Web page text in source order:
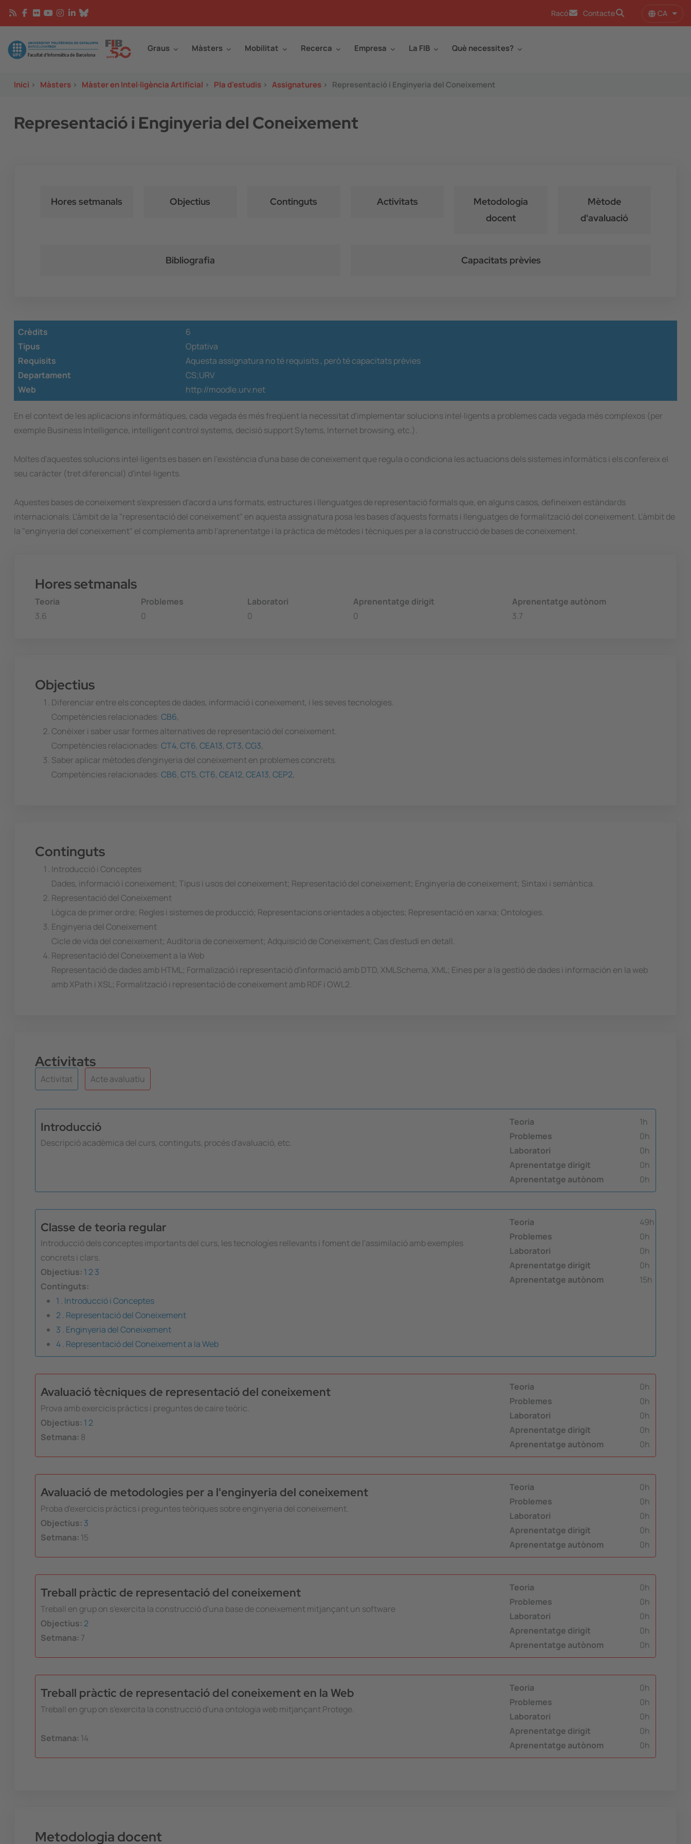
Vés al contingut
Racó Contacte CA
Image Graus Màsters Mobilitat Recerca Empresa La FIB Què necessites?
Inici > Màsters > Màster en Intel·ligència Artificial > Pla d'estudis > Assignatures > Representació i Enginyeria del Coneixement
Representació i Enginyeria del Coneixement
Hores setmanals Objectius Continguts Activitats
Metodologia
docent
Mètode
d'avaluació
Bibliografia Capacitats prèvies
Crèdits
6
Tipus
Optativa
Requisits
Aquesta assignatura no té requisits , però té capacitats prèvies
Departament
CS;URV
Web
http://moodle.urv.net
En el context de les aplicacions informàtiques, cada vegada és més freqüent la necessitat d'implementar solucions intel·ligents a problemes cada vegada més complexos (per
exemple Business Intelligence, intelligent control systems, decisió support Sytems, Internet browsing, etc.).
Moltes d'aquestes solucions intel·ligents es basen en l'existència d'una base de coneixement que regula o condiciona les actuacions dels sistemes informàtics i els confereix el
seu caràcter (tret diferencial) d'intel·ligents.
Aquestes bases de coneixement s'expressen d'acord a uns formats, estructures i llenguatges de representació formals que, en alguns casos, defineixen estàndards
internacionals. L'àmbit de la "representació del coneixement" en aquesta assignatura posa les bases d'aquests formats i llenguatges de formalització del coneixement. L'àmbit de
la "enginyeria del coneixement" el complementa amb l'aprenentatge i la pràctica de mètodes i tècniques per a la construcció de bases de coneixement.
Hores setmanals
Teoria
3.6
Problemes
0
Laboratori
0
Aprenentatge dirigit
0
Aprenentatge autònom
3.7
Objectius
Diferenciar entre els conceptes de dades, informació i coneixement, i les seves tecnologies.
Competències relacionades: CB6,
Conèixer i saber usar formes alternatives de representació del coneixement.
Competències relacionades: CT4, CT6, CEA13, CT3, CG3,
Saber aplicar mètodes d'enginyeria del coneixement en problemes concrets.
Competències relacionades: CB6, CT5, CT6, CEA12, CEA13, CEP2,
Continguts
Introducció i Conceptes
Dades, informació i coneixement; Tipus i usos del coneixement; Representació del coneixement; Enginyeria de coneixement; Sintaxi i semàntica.
Representació del Coneixement
Lògica de primer ordre; Regles i sistemes de producció; Representacions orientades a objectes; Representació en xarxa; Ontologies.
Enginyeria del Coneixement
Cicle de vida del coneixement; Auditoria de coneixement; Adquisició de Coneixement; Cas d'estudi en detall.
Representació del Coneixement a la Web
Representació de dades amb HTML; Formalizació i representació d'informació amb DTD, XMLSchema, XML; Eines per a la gestió de dades i información en la web
amb XPath i XSL; Formalització i representació de coneixement amb RDF i OWL2.
Activitats
Activitat Acte avaluatiu
Introducció
Descripció acadèmica del curs, continguts, procés d'avaluació, etc.
Teoria
1h
Problemes
0h
Laboratori
0h
Aprenentatge dirigit
0h
Aprenentatge autònom
0h
Classe de teoria regular
Introducció dels conceptes importants del curs, les tecnologíes rellevants i foment de l'assimilació amb exemples
concrets i clars.
Objectius: 1 23
Continguts:
1 . Introducció i Conceptes
2 . Representació del Coneixement
3 . Enginyeria del Coneixement
4 . Representació del Coneixement a la Web
Teoria
49h
Problemes
0h
Laboratori
0h
Aprenentatge dirigit
0h
Aprenentatge autònom
15h
Avaluació tècniques de representació del coneixement
Prova amb exercicis pràctics i preguntes de caire teòric.
Objectius: 1 2
Setmana: 8
Teoria
0h
Problemes
0h
Laboratori
0h
Aprenentatge dirigit
0h
Aprenentatge autònom
0h
Avaluació de metodologies per a l'enginyeria del coneixement
Proba d'exercicis pràctics i preguntes teòriques sobre enginyeria del coneixement.
Objectius: 3
Setmana: 15
Teoria
0h
Problemes
0h
Laboratori
0h
Aprenentatge dirigit
0h
Aprenentatge autònom
0h
Treball pràctic de representació del coneixement
Treball en grup on s'exercita la construcció d'una base de coneixement mitjançant un software
Objectius: 2
Setmana: 7
Teoria
0h
Problemes
0h
Laboratori
0h
Aprenentatge dirigit
0h
Aprenentatge autònom
0h
Treball pràctic de representació del coneixement en la Web
Treball en grup on s'exercita la construcció d'una ontologia web mitjançant Protege.
Setmana: 14
Teoria
0h
Problemes
0h
Laboratori
0h
Aprenentatge dirigit
0h
Aprenentatge autònom
0h
Metodologia docent